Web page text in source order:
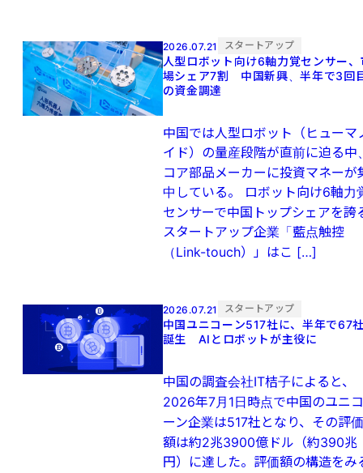
2026.07.21 スタートアップ
人型ロボット向け6軸力覚センサー、
場シェア7割 中国新興、半年で3回
の資金調達
中国では人型ロボット（ヒューマ
イド）の量産段階が直前に迫る中
コア部品メーカーに投資マネーが
中している。 ロボット向け6軸力
センサーで中国トップシェアを誇
スタートアップ企業「藍点触控
（Link-touch）」はこ […]
2026.07.21 スタートアップ
中国ユニコーン517社に、半年で67
誕生 AIとロボットが主役に
中国の調査会社IT桔子によると、
2026年7月1日時点で中国のユニコ
ーン企業は517社となり、その評価
額は約2兆3900億ドル（約390兆
円）に達した。評価額の構造をみ